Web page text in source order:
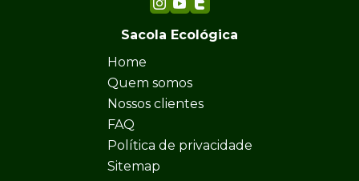
Sacola Ecológica
Home
Quem somos
Nossos clientes
FAQ
Política de privacidade
Sitemap